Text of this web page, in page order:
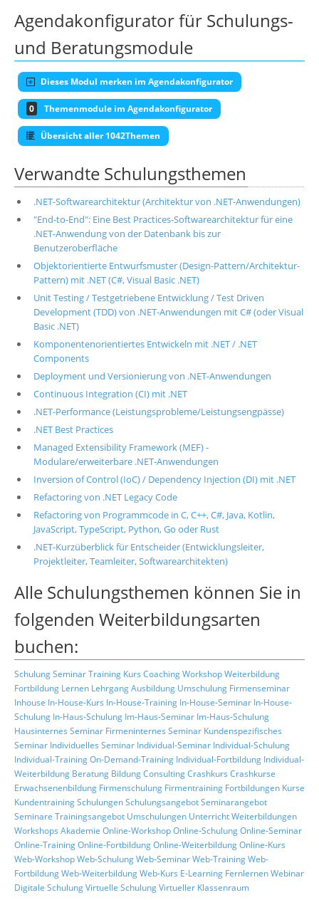
Agendakonfigurator für Schulungs-
und Beratungsmodule
Dieses Modul merken im Agendakonfigurator
0 Themenmodule im Agendakonfigurator
Übersicht aller 1042Themen
Verwandte Schulungsthemen
.NET-Softwarearchitektur (Architektur von .NET-Anwendungen)
"End-to-End": Eine Best Practices-Softwarearchitektur für eine
.NET-Anwendung von der Datenbank bis zur
Benutzeroberfläche
Objektorientierte Entwurfsmuster (Design-Pattern/Architektur-
Pattern) mit .NET (C#, Visual Basic .NET)
Unit Testing / Testgetriebene Entwicklung / Test Driven
Development (TDD) von .NET-Anwendungen mit C# (oder Visual
Basic .NET)
Komponentenorientiertes Entwickeln mit .NET / .NET
Components
Deployment und Versionierung von .NET-Anwendungen
Continuous Integration (CI) mit .NET
.NET-Performance (Leistungsprobleme/Leistungsengpässe)
.NET Best Practices
Managed Extensibility Framework (MEF) -
Modulare/erweiterbare .NET-Anwendungen
Inversion of Control (IoC) / Dependency Injection (DI) mit .NET
Refactoring von .NET Legacy Code
Refactoring von Programmcode in C, C++, C#, Java, Kotlin,
JavaScript, TypeScript, Python, Go oder Rust
.NET-Kurzüberblick für Entscheider (Entwicklungsleiter,
Projektleiter, Teamleiter, Softwarearchitekten)
Alle Schulungsthemen können Sie in
folgenden Weiterbildungsarten
buchen:
SchulungSeminarTraining Kurs CoachingWorkshopWeiterbildung
Fortbildung Lernen LehrgangAusbildung Umschulung Firmenseminar
Inhouse In-House-Kurs In-House-Training In-House-Seminar In-House-
Schulung In-Haus-Schulung Im-Haus-Seminar Im-Haus-Schulung
Hausinternes Seminar Firmeninternes Seminar Kundenspezifisches
Seminar Individuelles Seminar Individual-Seminar Individual-Schulung
Individual-TrainingOn-Demand-Training Individual-Fortbildung Individual-
Weiterbildung Beratung BildungConsultingCrashkurs Crashkurse
Erwachsenenbildung Firmenschulung Firmentraining Fortbildungen Kurse
KundentrainingSchulungenSchulungsangebotSeminarangebot
Seminare Trainingsangebot Umschulungen UnterrichtWeiterbildungen
Workshops Akademie Online-WorkshopOnline-SchulungOnline-Seminar
Online-TrainingOnline-FortbildungOnline-WeiterbildungOnline-Kurs
Web-WorkshopWeb-SchulungWeb-SeminarWeb-TrainingWeb-
FortbildungWeb-WeiterbildungWeb-Kurs E-Learning FernlernenWebinar
Digitale SchulungVirtuelle SchulungVirtueller Klassenraum